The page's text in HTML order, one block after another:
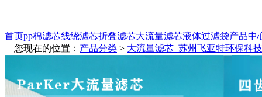
首页pp棉滤芯线绕滤芯折叠滤芯大流量滤芯液体过滤袋产品中
您现在的位置： 产品分类 > 大流量滤芯_苏州飞亚特环保科